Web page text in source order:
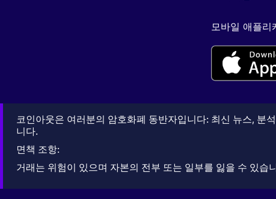
모바일 애플리
코인아웃은 여러분의 암호화폐 동반자입니다: 최신 뉴스, 분
니다.
면책 조항:
거래는 위험이 있으며 자본의 전부 또는 일부를 잃을 수 있